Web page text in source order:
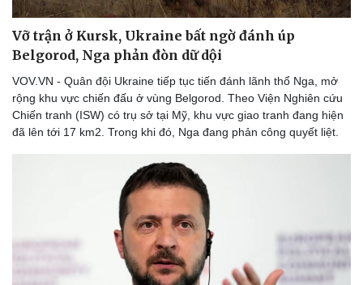
Vỡ trận ở Kursk, Ukraine bất ngờ đánh úp
Belgorod, Nga phản đòn dữ dội
VOV.VN - Quân đội Ukraine tiếp tục tiến đánh lãnh thổ Nga, mở
rộng khu vực chiến đấu ở vùng Belgorod. Theo Viện Nghiên cứu
Chiến tranh (ISW) có trụ sở tại Mỹ, khu vực giao tranh đang hiện
đã lên tới 17 km2. Trong khi đó, Nga đang phản công quyết liệt.